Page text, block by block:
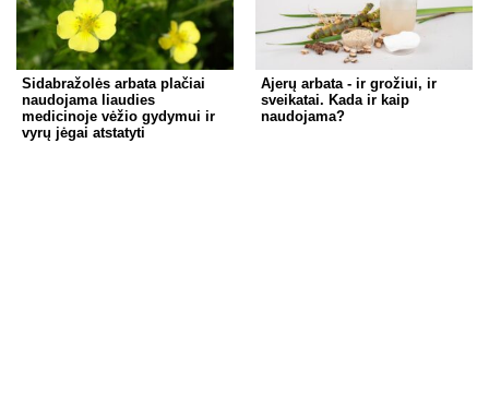
Sidabražolės arbata plačiai
naudojama liaudies
medicinoje vėžio gydymui ir
vyrų jėgai atstatyti
Ajerų arbata - ir grožiui, ir
sveikatai. Kada ir kaip
naudojama?